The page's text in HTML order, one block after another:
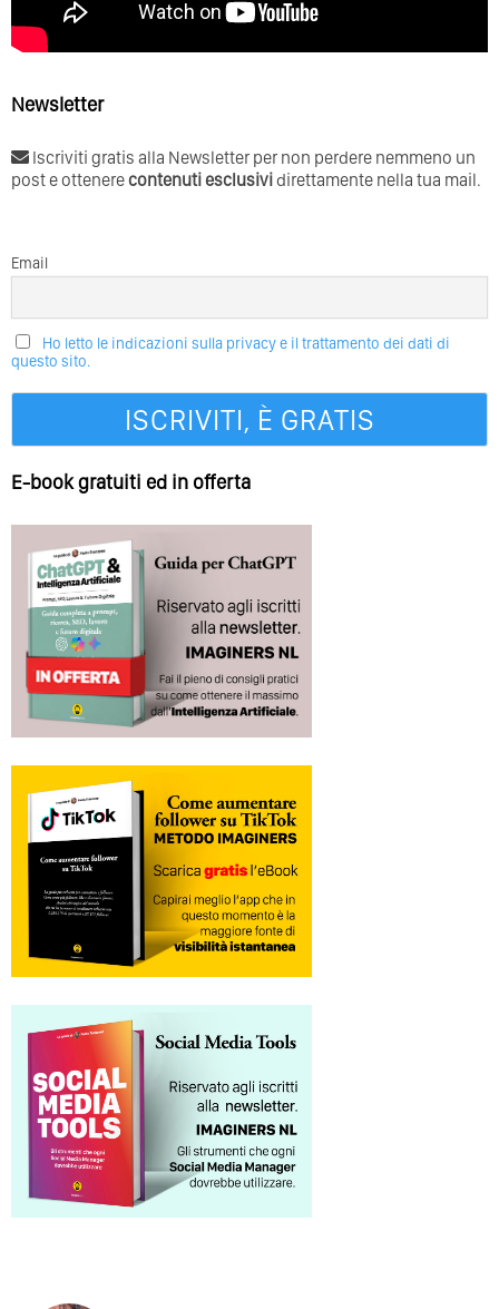
Newsletter
Iscriviti gratis alla Newsletter per non perdere nemmeno un
post e ottenerecontenuti esclusividirettamente nella tua mail.
Email
Ho letto le indicazioni sulla privacy e il trattamento dei dati di
questo sito.
E-book gratuiti ed in offerta